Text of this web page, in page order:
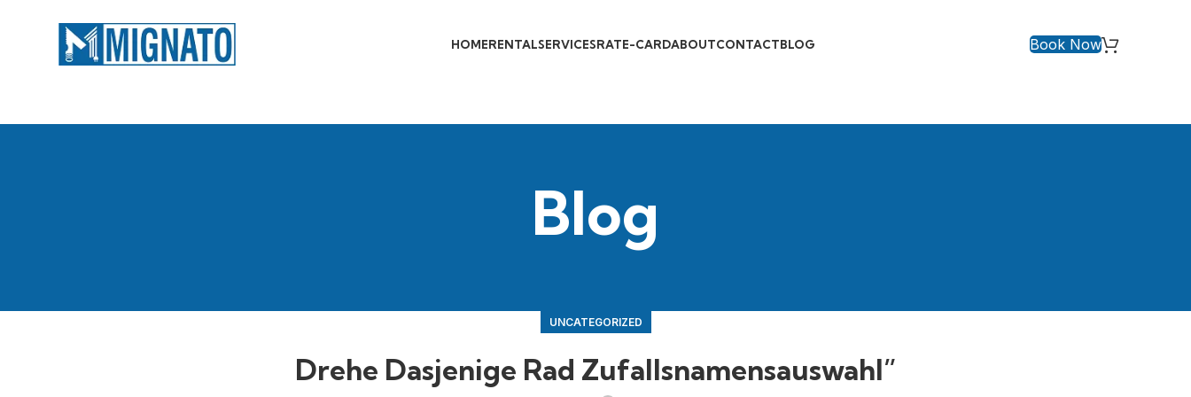
HOMERENTALSERVICESRATE-CARDABOUTCONTACTBLOG Book Now
Blog
UNCATEGORIZED
Drehe Dasjenige Rad Zufallsnamensauswahl”